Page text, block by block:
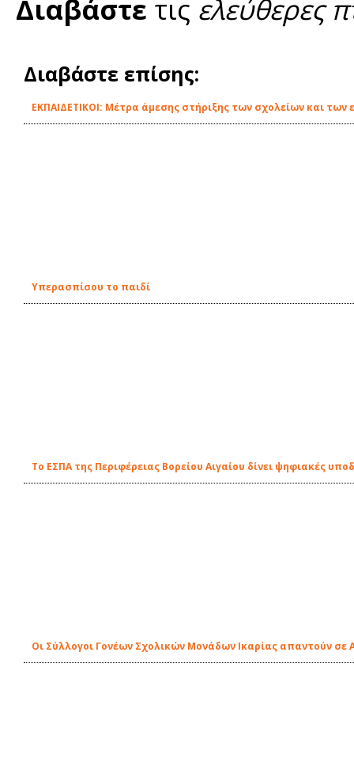
Διαβάστε τις ελεύθερες
Διαβάστε επίσης:
EΚΠΑΙΔΕΤΙΚΟΙ: Μέτρα άμεσης στήριξης των σχολείων και
Υπερασπίσου το παιδί
Το ΕΣΠΑ της Περιφέρειας Βορείου Αιγαίου δίνει ψηφιακές
Οι Σύλλογοι Γονέων Σχολικών Μονάδων Ικαρίας απαντούν